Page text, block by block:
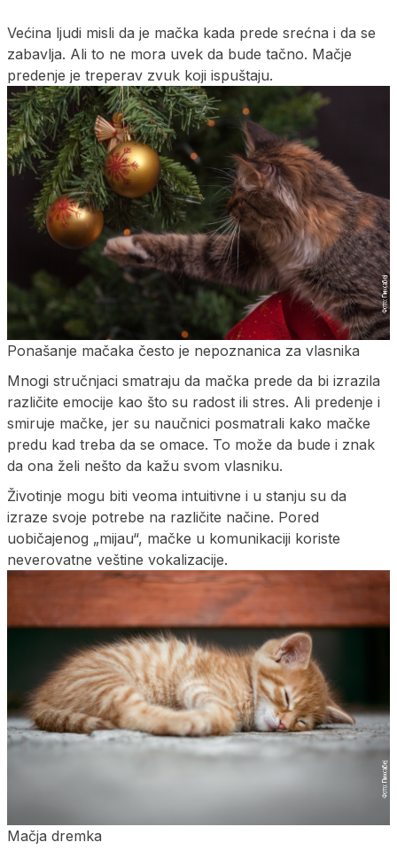
Većina ljudi misli da je mačka kada prede srećna i da se
zabavlja. Ali to ne mora uvek da bude tačno. Mačje
predenje je treperav zvuk koji ispuštaju.
Ponašanje mačaka često je nepoznanica za vlasnika
Mnogi stručnjaci smatraju da mačka prede da bi izrazila
različite emocije kao što su radost ili stres. Ali predenje i
smiruje mačke, jer su naučnici posmatrali kako mačke
predu kad treba da se omace. To može da bude i znak
da ona želi nešto da kažu svom vlasniku.
Životinje mogu biti veoma intuitivne i u stanju su da
izraze svoje potrebe na različite načine. Pored
uobičajenog „mijau“, mačke u komunikaciji koriste
neverovatne veštine vokalizacije.
Mačja dremka